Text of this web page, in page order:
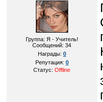
Группа: Я - Учитель!
Сообщений:34
Награды: 0
Репутация: 0
Статус:Offline